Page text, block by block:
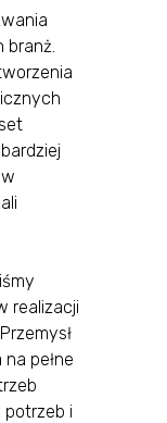
branż.
realizacji
pełne
i